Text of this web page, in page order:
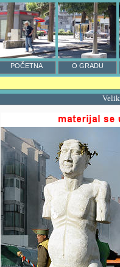
POČETNA O GRADU